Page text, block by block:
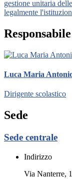
gestione unitaria
legalmente
Responsabile
Luca Maria
Dirigente scolastico
Sede
Sede centrale
Indirizzo
Via Nanterre,